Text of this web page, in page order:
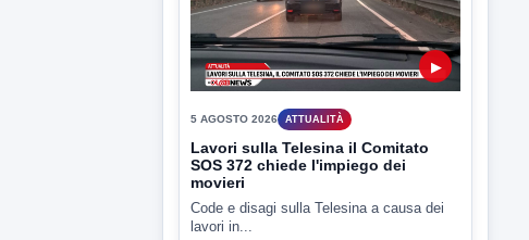
SOS 372 chiede l'impiego dei
movieri
Code e disagi sulla Telesina a causa dei
lavori in...